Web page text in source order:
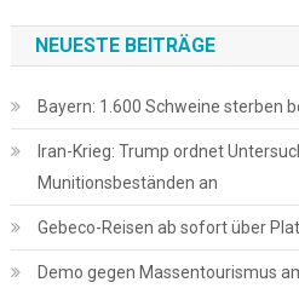
NEUESTE BEITRÄGE
Bayern: 1.600 Schweine sterben
Iran-Krieg: Trump ordnet
Munitionsbeständen an
Gebeco-Reisen ab sofort über
Demo gegen Massentourismus